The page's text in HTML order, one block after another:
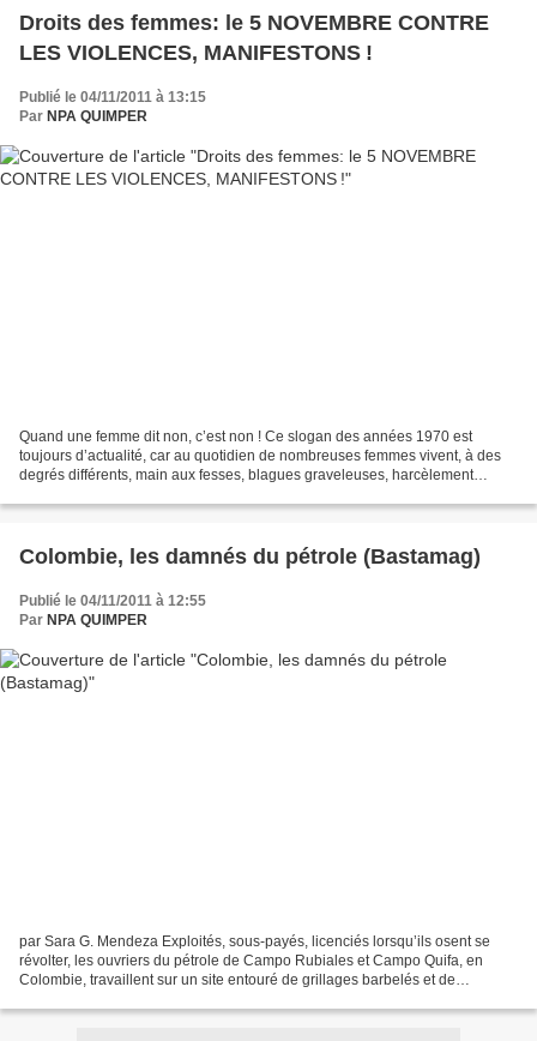
Droits des femmes: le 5 NOVEMBRE CONTRE
LES VIOLENCES, MANIFESTONS !
Publié le 04/11/2011 à 13:15
Par NPA QUIMPER
Quand une femme dit non, c’est non ! Ce slogan des années 1970 est
toujours d’actualité, car au quotidien de nombreuses femmes vivent, à des
degrés différents, main aux fesses, blagues graveleuses, harcèlement
Colombie, les damnés du pétrole (Bastamag)
Publié le 04/11/2011 à 12:55
Par NPA QUIMPER
par Sara G. Mendeza Exploités, sous-payés, licenciés lorsqu’ils osent se
révolter, les ouvriers du pétrole de Campo Rubiales et Campo Quifa, en
Colombie, travaillent sur un site entouré de grillages barbelés et de